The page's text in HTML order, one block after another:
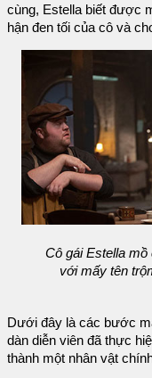
cùng, Estella biết được
hận đen tối của cô và
Cô gái Estella mồ
với mấy tên
Dưới đây là các bước
dàn diễn viên đã thực
thành một nhân vật